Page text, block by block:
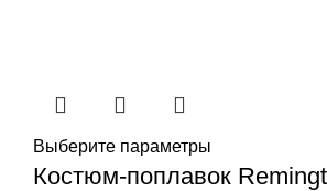
Выберите параметры
Костюм-поплавок